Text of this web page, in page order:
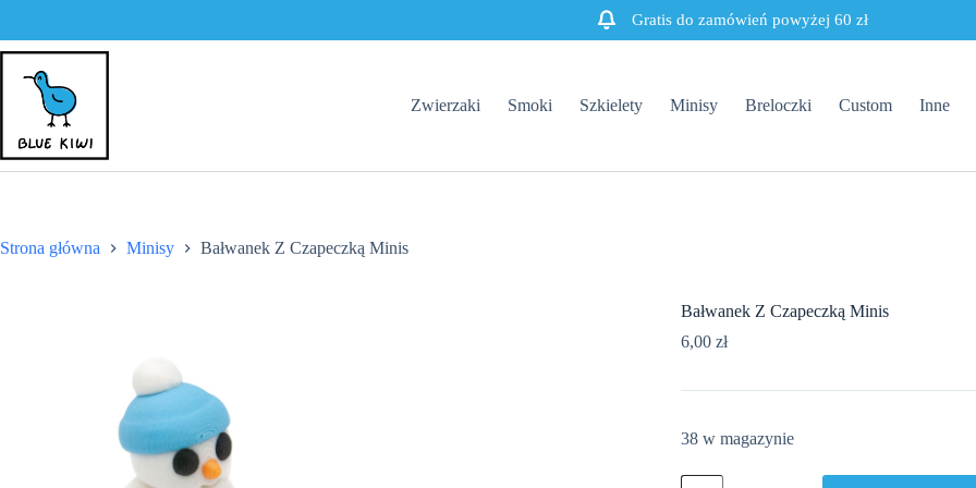
Gratis do zamówień powyżej 60 zł
Przejdź
treści
Zwierzaki Smoki Szkielety Minisy Breloczki Custom Inne
Strona główna Minisy Bałwanek Z Czapeczką Minis
Bałwanek Z Czapeczką Minis
6,00 zł
38 w magazynie
ilość